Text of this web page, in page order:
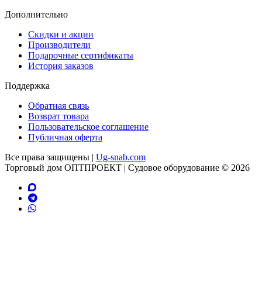
Дополнительно
Скидки и акции
Производители
Подарочные сертификаты
История заказов
Поддержка
Обратная связь
Возврат товара
Пользовательское соглашение
Публичная оферта
Все права защищены | Ug-snab.com
Торговый дом ОПТПРОЕКТ | Судовое оборудование © 2026